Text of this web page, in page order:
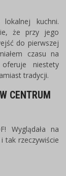
kuchni.
że przy jego
do pierwszej
czasu na
niestety
tradycji.
CENTRUM
Wyglądała na
tak rzeczywiście